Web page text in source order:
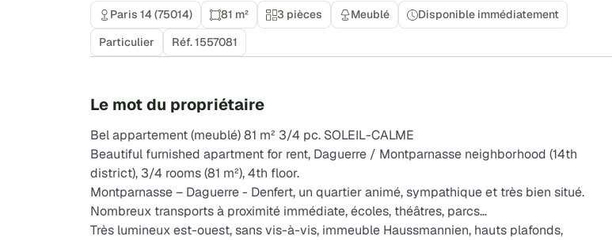
Paris 14 (75014) 81 m² 3 pièces Meublé
Disponible immédiatement
Particulier
Réf. 1557081
Le mot du propriétaire
Bel appartement (meublé) 81 m² 3/4 pc. SOLEIL-CALME
Beautiful furnished apartment for rent, Daguerre / Montparnasse neighborhood (14th
district), 3/4 rooms (81 m²), 4th floor.
Montparnasse – Daguerre - Denfert, un quartier animé, sympathique et très bien situé.
Nombreux transports à proximité immédiate, écoles, théâtres, parcs…
Très lumineux est-ouest, sans vis-à-vis, immeuble Haussmannien, hauts plafonds,